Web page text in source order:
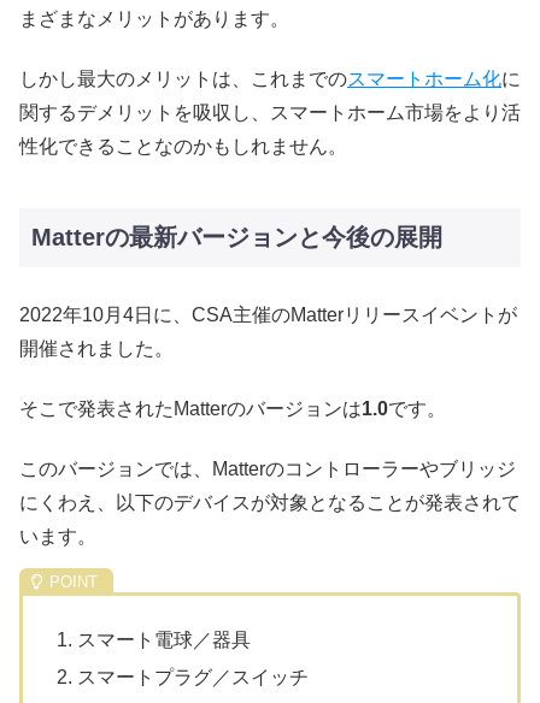
まざまなメリットがあります。
しかし最大のメリットは、これまでのスマートホーム化に
関するデメリットを吸収し、スマートホーム市場をより活
性化できることなのかもしれません。
Matterの最新バージョンと今後の展開
2022年10月4日に、CSA主催のMatterリリースイベントが
開催されました。
そこで発表されたMatterのバージョンは1.0です。
このバージョンでは、Matterのコントローラーやブリッジ
にくわえ、以下のデバイスが対象となることが発表されて
います。
スマート電球／器具
スマートプラグ／スイッチ